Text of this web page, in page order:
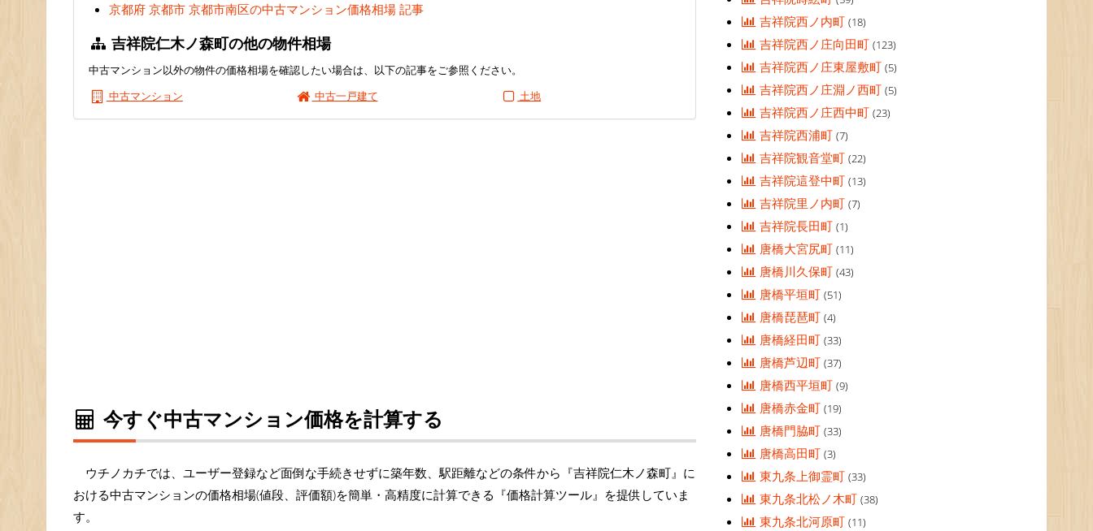
京都府 京都市 京都市南区の中古マンション価格相場 記事
吉祥院仁木ノ森町の他の物件相場
中古マンション以外の物件の価格相場を確認したい場合は、以下の記事をご参照ください。
中古マンション
中古一戸建て 土地
今すぐ中古マンション価格を計算する
ウチノカチでは、ユーザー登録など面倒な手続きせずに築年数、駅距離などの条件から『吉祥院仁木ノ森町』に
おける中古マンションの価格相場(値段、評価額)を簡単・高精度に計算できる『価格計算ツール』を提供していま
す。
吉祥院西ノ内町(18)
吉祥院西ノ庄向田町(123)
吉祥院西ノ庄東屋敷町(5)
吉祥院西ノ庄淵ノ西町(5)
吉祥院西ノ庄西中町(23)
吉祥院西浦町(7)
吉祥院観音堂町(22)
吉祥院這登中町(13)
吉祥院里ノ内町(7)
吉祥院長田町(1)
唐橋大宮尻町(11)
唐橋川久保町(43)
唐橋平垣町(51)
唐橋琵琶町(4)
唐橋経田町(33)
唐橋芦辺町(37)
唐橋西平垣町(9)
唐橋赤金町(19)
唐橋門脇町(33)
唐橋高田町(3)
東九条上御霊町(33)
東九条北松ノ木町(38)
東九条北河原町(11)